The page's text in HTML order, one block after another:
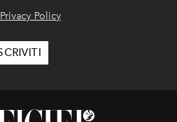
Privacy Policy